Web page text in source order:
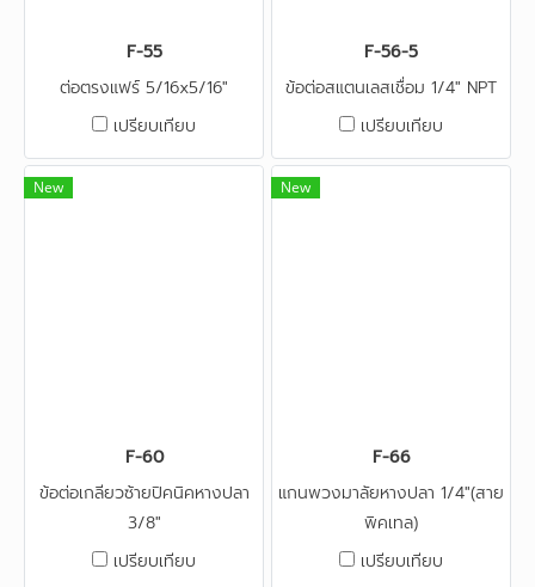
F-55
ต่อตรงแฟร์ 5/16x5/16"
เปรียบเทียบ
F-56-5
ข้อต่อสแตนเลสเชื่อม 1/4" NPT
เปรียบเทียบ
New
F-60
ข้อต่อเกลียวซ้ายปิคนิคหางปลา
3/8"
เปรียบเทียบ
New
F-66
แกนพวงมาลัยหางปลา 1/4"​(สาย
พิคเทล)
เปรียบเทียบ